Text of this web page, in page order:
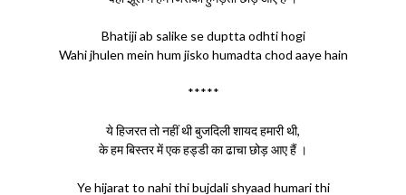
Bhatiji ab salike se duptta odhti hogi
Wahi jhulen mein hum jisko humadta chod aaye hain
*****
ये हिजरत तो नहीं थी बुजदिली शायद हमारी थी,
के हम बिस्तर में एक हड्डी का ढाचा छोड़ आए हैं ।
Ye hijarat to nahi thi bujdali shyaad humari thi